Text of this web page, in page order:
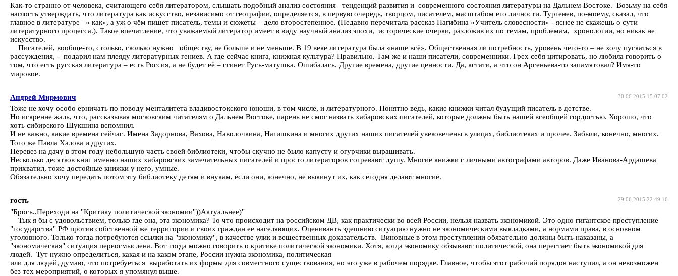
Как-то странно от человека, считающего себя литератором, слышать подобный анализ состояния тенденций развития и современного состояния литературы на Дальнем Востоке. Возьму на себя
наглость утверждать, что литература как искусство, независимо от географии, определяется, в первую очередь, творцом, писателем, масштабом его личности. Тургенев, по-моему, сказал, что
главное в литературе –« как», а уж о чём пишет писатель, темы и сюжеты – дело второстепенное. (Недавно перечитала рассказ Нагибина «Учитель словесности» - яснее не скажешь о сути
литературного процесса.). Такое впечатление, что уважаемый литератор имеет в виду научный анализ эпохи, исторические очерки, разложив их по темам, проблемам, хронологии, но никак не
искусство.
Писателей, вообще-то, столько, сколько нужно обществу, не больше и не меньше. В 19 веке литература была «наше всё». Общественная ли потребность, уровень чего-то – не хочу пускаться в
рассуждения, - подарил нам плеяду литературных гениев. А где сейчас книга, книжная культура? Правильно. Там же и наши писатели, современники. Грех себя цитировать, но любила говорить о
том, что есть русская литература – есть Россия, а не будет её – сгинет Русь-матушка. Ошибалась. Другие времена, другие ценности. Да, кстати, а что он Арсеньева-то запамятовал? Имя-то
мировое.
30.06.2015 15:07:02
Андрей Мирмович
Тоже не хочу особо ерничать по поводу менталитета владивостокского юноши, в том числе, и литературного. Понятно ведь, какие книжки читал будущий писатель в детстве.
Но искренне жаль, что, рассказывая московским читателям о Дальнем Востоке, парень не смог назвать хабаровских писателей, которые должны быть нашей всеобщей гордостью. Хорошо, что
хоть сибирского Шукшина вспомнил.
И не важно, какие времена сейчас. Имена Задорнова, Вахова, Наволочкина, Нагишкина и многих других наших писателей увековечены в улицах, библиотеках и прочее. Забыли, конечно, многих.
Того же Павла Халова и других.
Перевез на дачу в этом году небольшую часть своей библиотеки, чтобы скучно не было капусту и огурчики выращивать.
Несколько десятков книг именно наших хабаровских замечательных писателей и просто литераторов согревают душу. Многие книжки с личными автографами авторов. Даже Иванова-Ардашева
прихватил, тоже достойные книжки у него, умные.
Обязательно хочу передать потом эту библиотеку детям и внукам, если они, конечно, не выкинут их, как сегодня делают многие.
29.06.2015 22:49:16
гость
"Брось..Переходи на "Критику политической экономии"))Актуальнее)"
Тык я бы с удовольствием, только где она, эта экономика? То что происходит на российском ДВ, как практически во всей России, нельзя назвать экономикой. Это одно гигантское преступление
"государства" РФ против собственной же территории и своих граждан ее населяющих. Оцениванть здешнию ситуацию нужно не экономическими выкладками, а нормами права, в основном
уголовного. Только тогда потребуются ссылки на "экономику", в качестве улик и вещественных доказательств. Виновные в этом преступлении обязательно должны быть наказаны, а
"экономическая" ситуация переосмыслена. Вот тогда можно говорить о критике политической экономики. Хотя, когда экономику обзывают политической, она перестает быть экономикой для
людей. Тут нужно определиться, какая и на каком этапе, России нужна экономика, политическая
или для людей, думаю, что потребуеться выработать их формы для совместного существования, но это уже в рабочем порядке. Главное, чтобы этот рабочий порядок наступил, а он невозможен
без тех мероприятий, о которых я упомянул выше.